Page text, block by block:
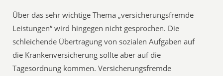
Über das sehr wichtige Thema „versicherungsfremde
Leistungen“ wird hingegen nicht gesprochen. Die
schleichende Übertragung von sozialen Aufgaben auf
die Krankenversicherung sollte aber auf die
Tagesordnung kommen. Versicherungsfremde